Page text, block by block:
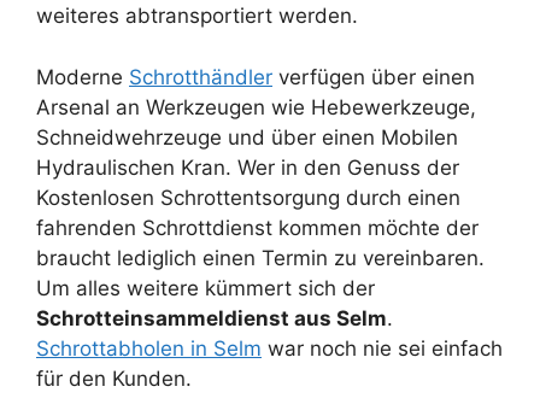
weiteres abtransportiert werden.
Moderne Schrotthändler verfügen über einen
Arsenal an Werkzeugen wie Hebewerkzeuge,
Schneidwehrzeuge und über einen Mobilen
Hydraulischen Kran. Wer in den Genuss der
Kostenlosen Schrottentsorgung durch einen
fahrenden Schrottdienst kommen möchte der
braucht lediglich einen Termin zu vereinbaren.
Um alles weitere kümmert sich der
Schrotteinsammeldienst aus Selm.
Schrottabholen in Selm war noch nie sei einfach
für den Kunden.